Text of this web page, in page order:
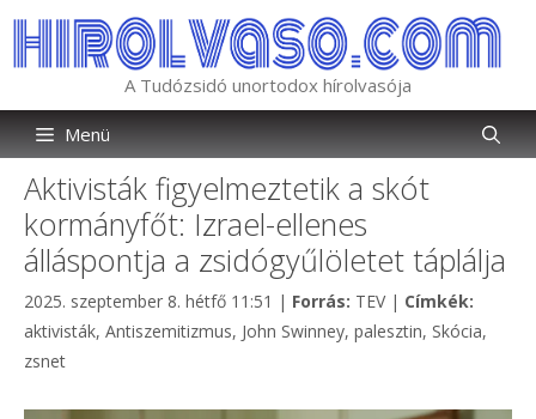
tartalomba
A Tudózsidó unortodox hírolvasója
Menü
Aktivisták figyelmeztetik a skót
kormányfőt: Izrael-ellenes
álláspontja a zsidógyűlöletet táplálja
2025. szeptember 8. hétfő 11:51 | Forrás: Kategória
TEV | Címkék:
aktivisták, Antiszemitizmus, John Swinney, palesztin, Skócia,
zsnet